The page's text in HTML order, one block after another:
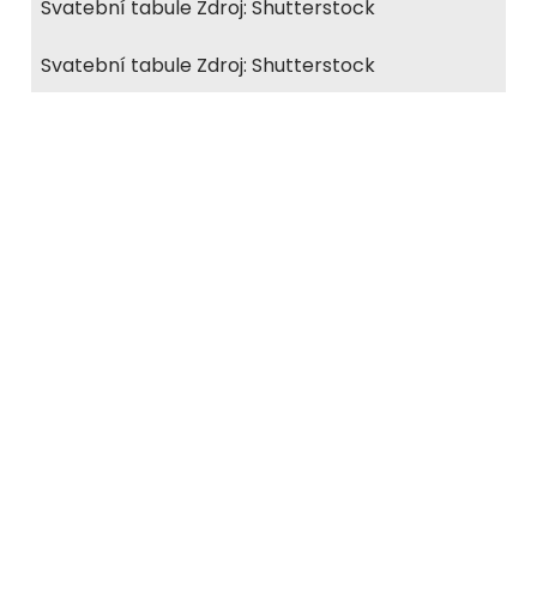
Svatební tabule Zdroj: Shutterstock
Svatební tabule Zdroj: Shutterstock